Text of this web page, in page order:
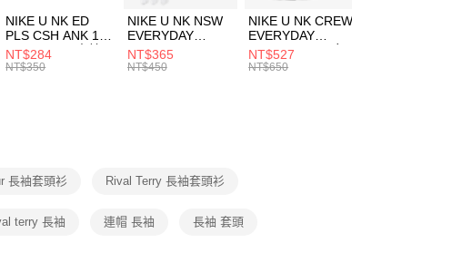
３．收到繳費通知簡訊後14天內，點擊此簡訊中的連結，可透過四大超商
／ATM／網路銀行／等多元方式進行付款，方視為交易完成。
※ 請注意：結帳手續完成當下不需立刻繳費，但若您需要取消訂單，請聯
絡購買商品的店家。未經商家同意取消之訂單仍視為有效，需透過AFTEE
先享後付繳納相關費用。
交易，需依本服務之必要範圍內提供個人資料，並將交易相關給付款項請
２．關於個人資料處理事宜，請瀏覽以下網址：
付款後門市自取
每筆NT$100，滿NT$1,500(含以上)免運費
NIKE U NK ED
PLS CSH ANK 1P
144 DBL 男 中統
襪 DH4058104
NT$284
NT$350
NIKE U NK NSW
EVERYDAY
ESSENTIAL CR
男女 短統襪
NT$365
NT$450
NIKE U NK CREW
EVERYDAY
BBALL 3PR 男女
長統襪
NT$527
NT$650
長袖套頭衫 Rival Terry 長袖套頭衫
terry 長袖 連帽 長袖 長袖 套頭